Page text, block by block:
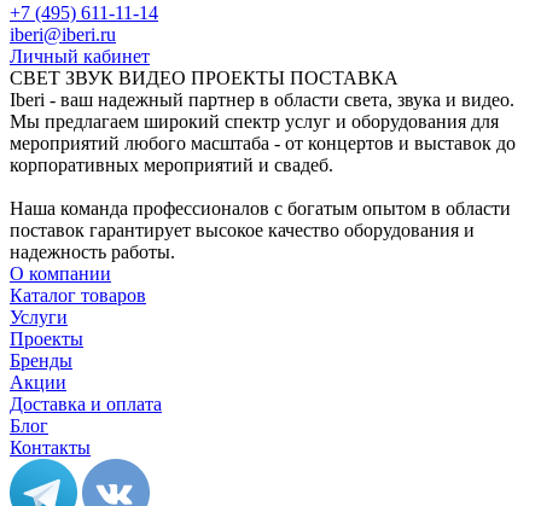
+7 (495) 611-11-14
iberi@iberi.ru
Личный кабинет
СВЕТ ЗВУК ВИДЕО ПРОЕКТЫ ПОСТАВКА
Iberi - ваш надежный партнер в области света, звука и видео.
Мы предлагаем широкий спектр услуг и оборудования для
мероприятий любого масштаба - от концертов и выставок до
корпоративных мероприятий и свадеб.
Наша команда профессионалов с богатым опытом в области
поставок гарантирует высокое качество оборудования и
надежность работы.
О компании
Каталог товаров
Услуги
Проекты
Бренды
Акции
Доставка и оплата
Блог
Контакты